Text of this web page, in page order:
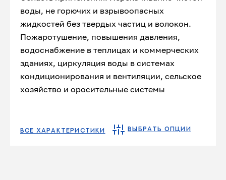
воды, не горючих и взрывоопасных
жидкостей без твердых частиц и волокон.
Пожаротушение, повышения давления,
водоснабжение в теплицах и коммерческих
зданиях, циркуляция воды в системах
кондиционирования и вентиляции, сельское
хозяйство и оросительные системы
ВСЕ ХАРАКТЕРИСТИКИ ВЫБРАТЬ ОПЦИИ